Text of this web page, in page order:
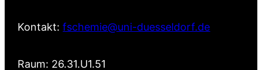
Kontakt:fschemie@uni-duesseldorf.de
Raum: 26.31.U1.51